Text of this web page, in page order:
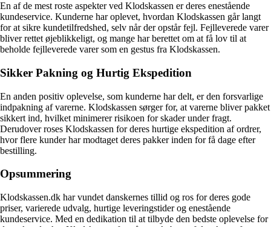
En af de mest roste aspekter ved Klodskassen er deres enestående
kundeservice. Kunderne har oplevet, hvordan Klodskassen går langt
for at sikre kundetilfredshed, selv når der opstår fejl. Fejlleverede varer
bliver rettet øjeblikkeligt, og mange har berettet om at få lov til at
beholde fejlleverede varer som en gestus fra Klodskassen.
Sikker Pakning og Hurtig Ekspedition
En anden positiv oplevelse, som kunderne har delt, er den forsvarlige
indpakning af varerne. Klodskassen sørger for, at varerne bliver pakket
sikkert ind, hvilket minimerer risikoen for skader under fragt.
Derudover roses Klodskassen for deres hurtige ekspedition af ordrer,
hvor flere kunder har modtaget deres pakker inden for få dage efter
bestilling.
Opsummering
Klodskassen.dk har vundet danskernes tillid og ros for deres gode
priser, varierede udvalg, hurtige leveringstider og enestående
kundeservice. Med en dedikation til at tilbyde den bedste oplevelse for